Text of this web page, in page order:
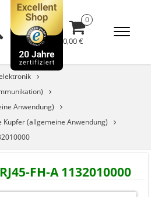
0,00 €
Anwendung)
(allgemeine Anwendung)
FH-A 1132010000